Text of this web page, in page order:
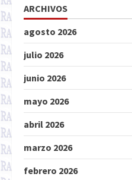
ARCHIVOS
agosto 2026
julio 2026
junio 2026
mayo 2026
abril 2026
marzo 2026
febrero 2026